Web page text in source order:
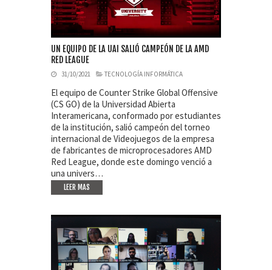
UN EQUIPO DE LA UAI SALIÓ CAMPEÓN DE LA AMD
RED LEAGUE
31/10/2021 TECNOLOGÍA INFORMÁTICA
El equipo de Counter Strike Global Offensive
(CS GO) de la Universidad Abierta
Interamericana, conformado por estudiantes
de la institución, salió campeón del torneo
internacional de Videojuegos de la empresa
de fabricantes de microprocesadores AMD
Red League, donde este domingo venció a
una univers…
LEER MAS